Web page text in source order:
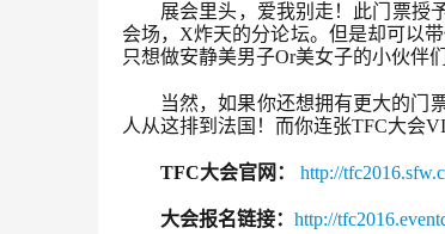
展会里头，爱我别走！此门票授
会场，X炸天的分论坛。但是却可以
只想做安静美男子Or美女子的小伙伴
当然，如果你还想拥有更大的门
人从这排到法国！而你连张TFC大会
TFC大会官网： http://
大会报名链接： http://